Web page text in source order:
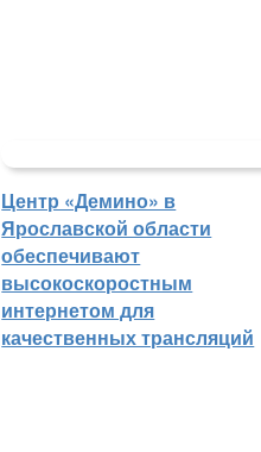
Центр «Демино» в
Ярославской области
обеспечивают
высокоскоростным
интернетом для
качественных трансляций